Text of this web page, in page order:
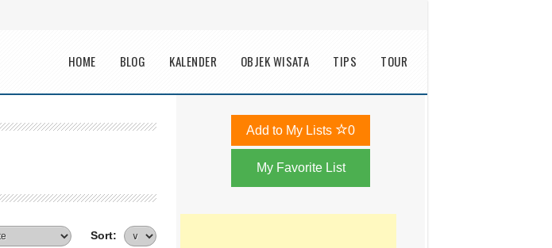
Main menu
HOME BLOG KALENDER OBJEK WISATA TIPS TOUR
Sort:
Add to My Lists 0